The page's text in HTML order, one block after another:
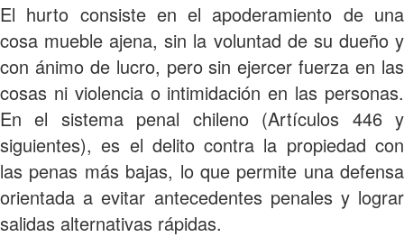
El hurto consiste en el apoderamiento de una
cosa mueble ajena, sin la voluntad de su dueño y
con ánimo de lucro, pero sin ejercer fuerza en las
cosas ni violencia o intimidación en las personas.
En el sistema penal chileno (Artículos 446 y
siguientes), es el delito contra la propiedad con
las penas más bajas, lo que permite una defensa
orientada a evitar antecedentes penales y lograr
salidas alternativas rápidas.